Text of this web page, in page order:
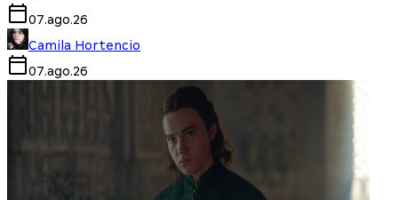
07.ago.26
Camila Hortencio
07.ago.26